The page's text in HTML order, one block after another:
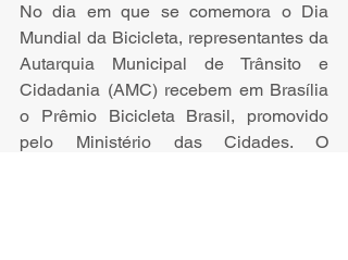
No dia em que se comemora o Dia
Mundial da Bicicleta, representantes da
Autarquia Municipal de Trânsito e
Cidadania (AMC) recebem em Brasília
o Prêmio Bicicleta Brasil, promovido
pelo Ministério das Cidades. O